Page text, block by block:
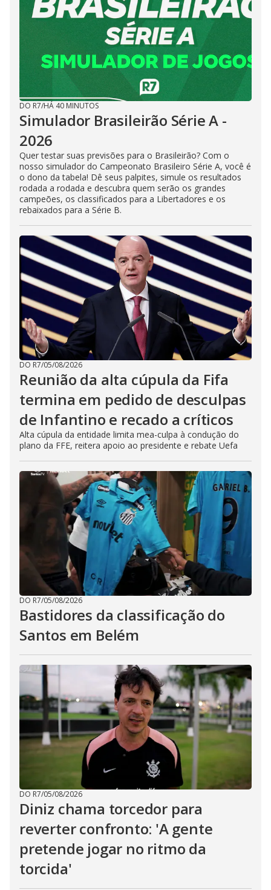
DO R7/HÁ 40 MINUTOS
Simulador Brasileirão Série A -
2026
Quer testar suas previsões para o Brasileirão? Com o
nosso simulador do Campeonato Brasileiro Série A, você é
o dono da tabela! Dê seus palpites, simule os resultados
rodada a rodada e descubra quem serão os grandes
campeões, os classificados para a Libertadores e os
rebaixados para a Série B.
DO R7/05/08/2026
Reunião da alta cúpula da Fifa
termina em pedido de desculpas
de Infantino e recado a críticos
Alta cúpula da entidade limita mea-culpa à condução do
plano da FFE, reitera apoio ao presidente e rebate Uefa
DO R7/05/08/2026
Bastidores da classificação do
Santos em Belém
DO R7/05/08/2026
Diniz chama torcedor para
reverter confronto: 'A gente
pretende jogar no ritmo da
torcida'